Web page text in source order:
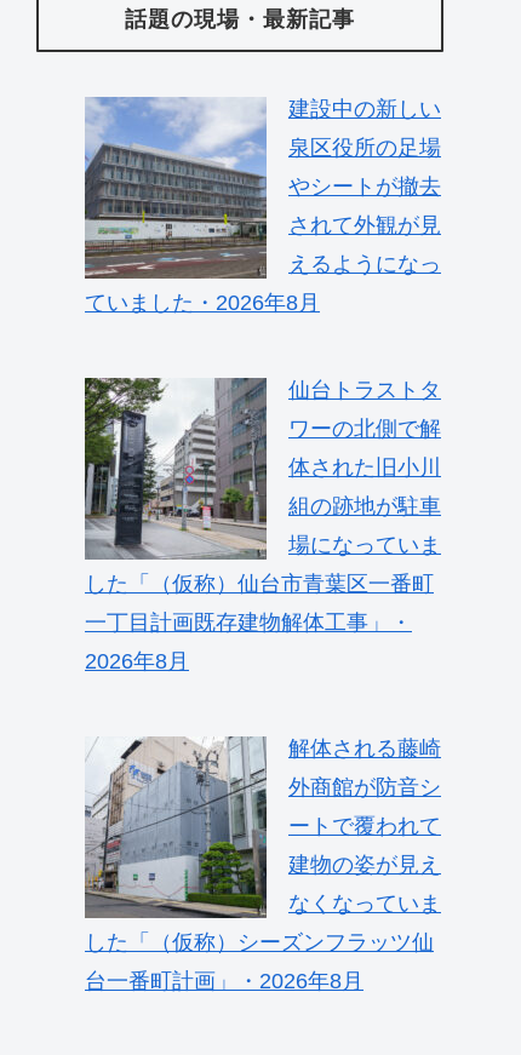
話題の現場・最新記事
建設中の新しい
泉区役所の足場
やシートが撤去
されて外観が見
えるようになっ
ていました・2026年8月
仙台トラストタ
ワーの北側で解
体された旧小川
組の跡地が駐車
場になっていま
した「（仮称）仙台市青葉区一番町
一丁目計画既存建物解体工事」・
2026年8月
解体される藤崎
外商館が防音シ
ートで覆われて
建物の姿が見え
なくなっていま
した「（仮称）シーズンフラッツ仙
台一番町計画」・2026年8月